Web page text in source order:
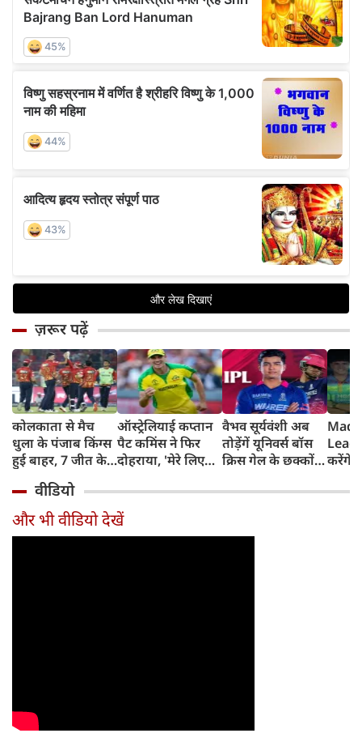
ज़रूर पढ़ें
कोलकाता से मैच
धुला के पंजाब किंग्स
हुई बाहर, 7 जीत के
ऑस्ट्रेलियाई कप्तान
पैट कमिंस ने फिर
दोहराया, 'मेरे लिए
वैभव सूर्यवंशी अब
तोड़ेंगें यूनिवर्स बॉस
क्रिस गेल के छक्कों
करेंगे
टीम में
वीडियो
और भी वीडियो देखें